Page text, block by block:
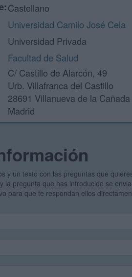
Castellano
Universidad Camilo José Cela
Universidad Privada
Facultad de Salud
C/ Castillo de Alarcón, 49
Urb. Villafranca del Castillo
28691 Villanueva de la Cañada
Madrid
y un texto con las preguntas que
la pregunta que has introducido se
para que te respondan ellos